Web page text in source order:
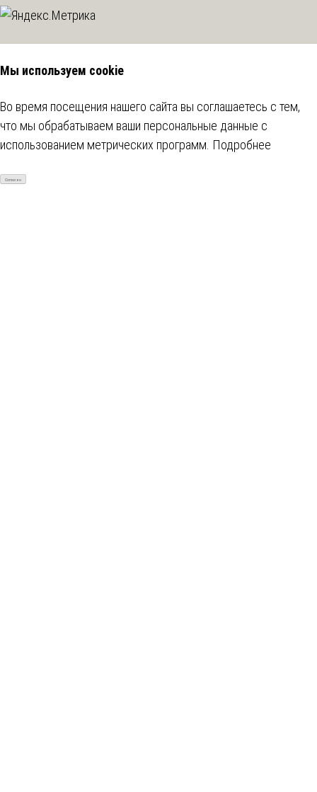
Мы используем cookie
Во время посещения нашего сайта вы соглашаетесь с тем,
что мы обрабатываем ваши персональные данные с
использованием метрических программ. Подробнее
Согласен